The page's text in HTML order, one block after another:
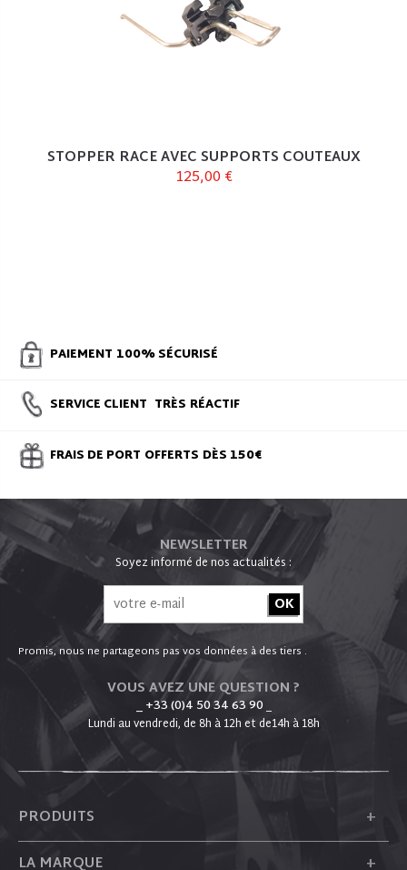
STOPPER RACE AVEC SUPPORTS COUTEAUX
125,00 €
PAIEMENT 100% SÉCURISÉ
SERVICE CLIENT TRÈS RÉACTIF
FRAIS DE PORT OFFERTS DÈS 150€
NEWSLETTER
Soyez informé de nos actualités :
Promis, nous ne partageons pas vos données à des tiers .
VOUS AVEZ UNE QUESTION ?
_ +33 (0)4 50 34 63 90_
Lundi au vendredi, de 8h à 12h et de14h à 18h
PRODUITS +
LA MARQUE +